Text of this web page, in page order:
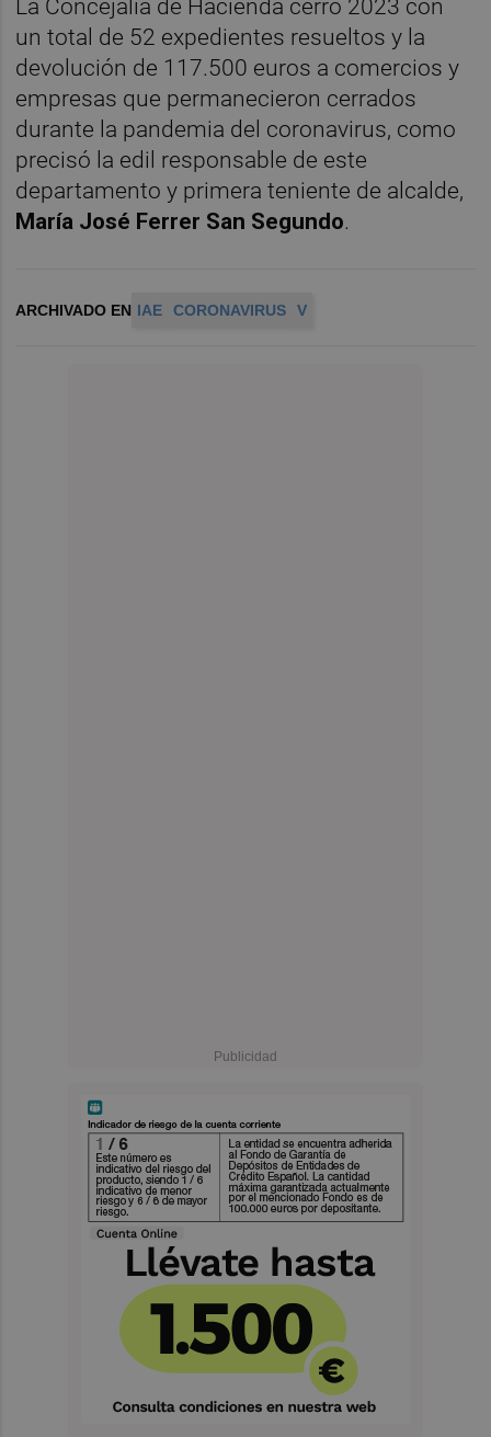
La Concejalía de Hacienda cerró 2023 con
un total de 52 expedientes resueltos y la
devolución de 117.500 euros a comercios y
empresas que permanecieron cerrados
durante la pandemia del coronavirus, como
precisó la edil responsable de este
departamento y primera teniente de alcalde,
María José Ferrer San Segundo.
ARCHIVADO EN IAE CORONAVIRUS V